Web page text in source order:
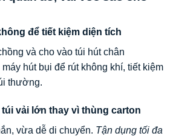
để tiết kiệm diện tích
và cho vào túi hút chân
hút bụi để rút không khí, tiết kiệm
thường.
vải lớn thay vì thùng carton
vừa dễ di chuyển. Tận dụng tối đa